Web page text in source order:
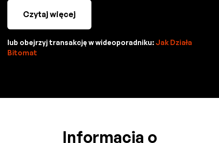
Czytaj więcej
lub obejrzyj transakcję w wideoporadniku: Jak Działa
Bitomat
Informacja o